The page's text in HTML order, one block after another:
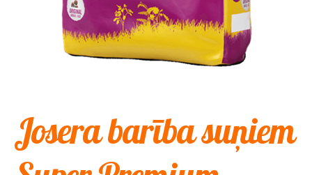
Josera barība suņiem